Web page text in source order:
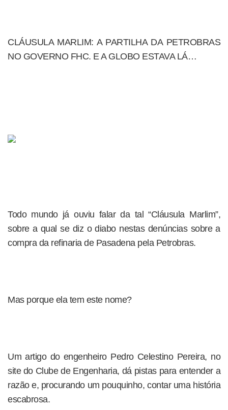
CLÁUSULA MARLIM: A PARTILHA DA PETROBRAS
NO GOVERNO FHC. E A GLOBO ESTAVA LÁ…
Todo mundo já ouviu falar da tal “Cláusula Marlim”,
sobre a qual se diz o diabo nestas denúncias sobre a
compra da refinaria de Pasadena pela Petrobras.
Mas porque ela tem este nome?
Um artigo do engenheiro Pedro Celestino Pereira, no
site do Clube de Engenharia, dá pistas para entender a
razão e, procurando um pouquinho, contar uma história
escabrosa.